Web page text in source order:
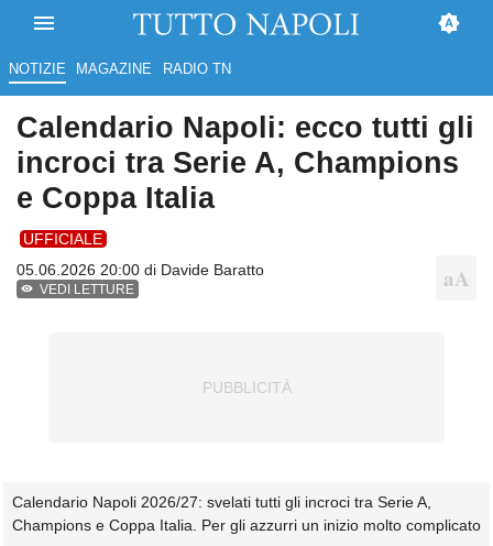
NOTIZIE MAGAZINE RADIO TN
Calendario Napoli: ecco tutti gli
incroci tra Serie A, Champions
e Coppa Italia
UFFICIALE
05.06.2026 20:00 di Davide Baratto
VEDI LETTURE
Calendario Napoli 2026/27: svelati tutti gli incroci tra Serie A,
Champions e Coppa Italia. Per gli azzurri un inizio molto complicato